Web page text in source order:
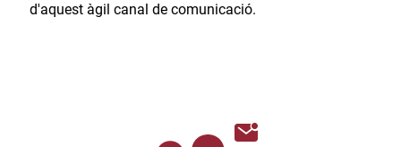
d'aquest àgil canal de comunicació.​